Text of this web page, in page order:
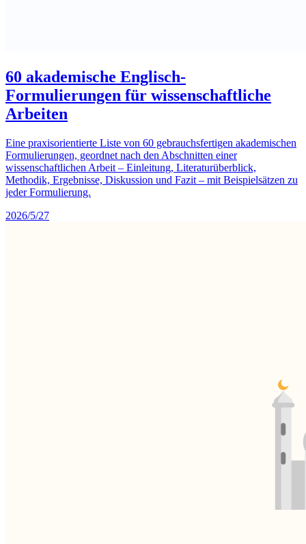
60 akademische Englisch-
Formulierungen für wissenschaftliche
Arbeiten
Eine praxisorientierte Liste von 60 gebrauchsfertigen akademischen
Formulierungen, geordnet nach den Abschnitten einer
wissenschaftlichen Arbeit – Einleitung, Literaturüberblick,
Methodik, Ergebnisse, Diskussion und Fazit – mit Beispielsätzen zu
jeder Formulierung.
2026/5/27